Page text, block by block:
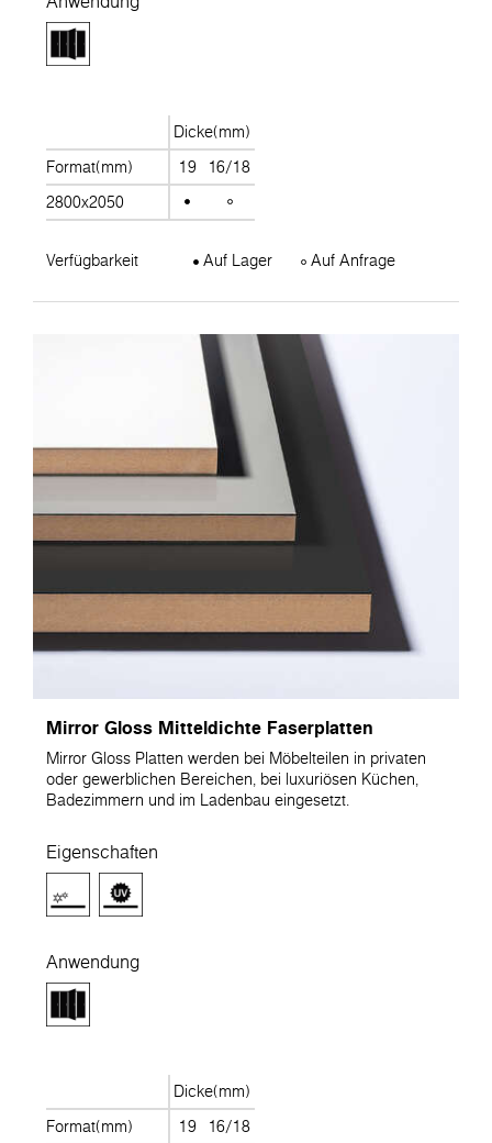
Dicke(mm)
Format(mm)
19
16/18
2800x2050
Verfügbarkeit Auf Lager Auf Anfrage
Mirror Gloss Mitteldichte Faserplatten
Mirror Gloss Platten werden bei Möbelteilen in privaten
oder gewerblichen Bereichen, bei luxuriösen Küchen,
Badezimmern und im Ladenbau eingesetzt.
Eigenschaften
Anwendung
Dicke(mm)
Format(mm)
19
16/18